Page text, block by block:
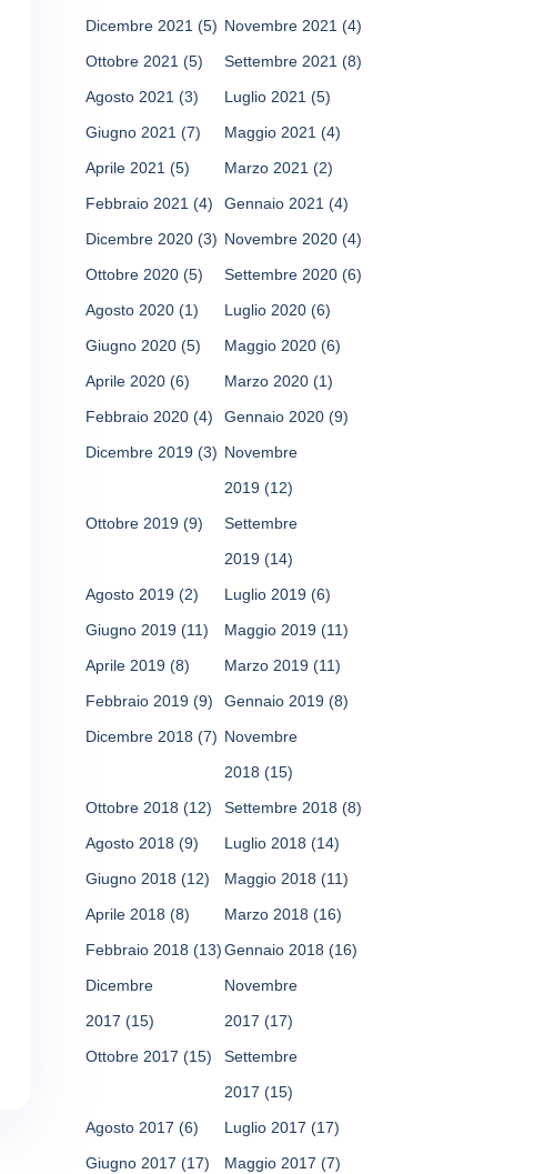
Dicembre 2021 (5) Novembre 2021 (4)
Ottobre 2021 (5) Settembre 2021 (8)
Agosto 2021 (3) Luglio 2021 (5)
Giugno 2021 (7) Maggio 2021 (4)
Aprile 2021 (5) Marzo 2021 (2)
Febbraio 2021 (4) Gennaio 2021 (4)
Dicembre 2020 (3) Novembre 2020 (4)
Ottobre 2020 (5) Settembre 2020 (6)
Agosto 2020 (1) Luglio 2020 (6)
Giugno 2020 (5) Maggio 2020 (6)
Aprile 2020 (6) Marzo 2020 (1)
Febbraio 2020 (4) Gennaio 2020 (9)
Dicembre 2019 (3) Novembre
2019 (12)
Ottobre 2019 (9)
Settembre
2019 (14)
Agosto 2019 (2) Luglio 2019 (6)
Giugno 2019 (11) Maggio 2019 (11)
Aprile 2019 (8) Marzo 2019 (11)
Febbraio 2019 (9) Gennaio 2019 (8)
Dicembre 2018 (7) Novembre
2018 (15)
Ottobre 2018 (12) Settembre 2018 (8)
Agosto 2018 (9) Luglio 2018 (14)
Giugno 2018 (12) Maggio 2018 (11)
Aprile 2018 (8) Marzo 2018 (16)
Febbraio 2018 (13)Gennaio 2018 (16)
Dicembre
2017 (15)
Novembre
2017 (17)
Ottobre 2017 (15)
Settembre
2017 (15)
Agosto 2017 (6) Luglio 2017 (17)
Giugno 2017 (17) Maggio 2017 (7)